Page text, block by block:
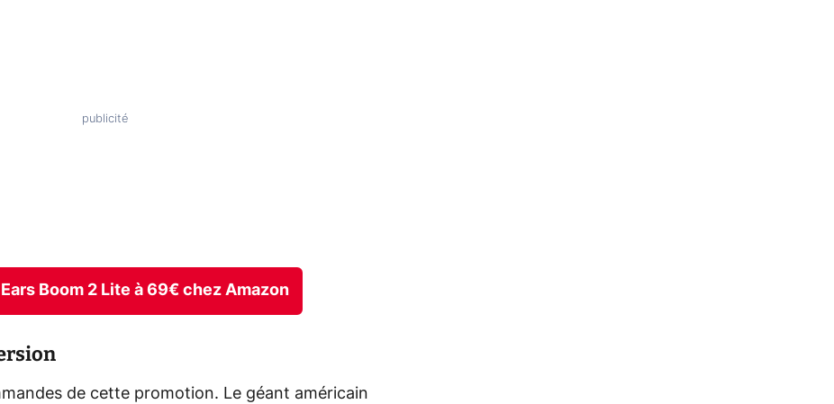
Boom 2 Lite à 69€ chez Amazon
de cette promotion. Le géant américain